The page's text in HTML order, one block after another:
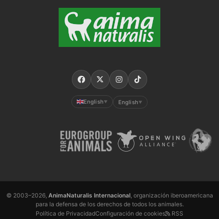
English ▼ English ▼
© 2003–2026, AnimaNaturalis Internacional, organización iberoamericana
para la defensa de los derechos de todos los animales.
Política de PrivacidadConfiguración de cookies RSS